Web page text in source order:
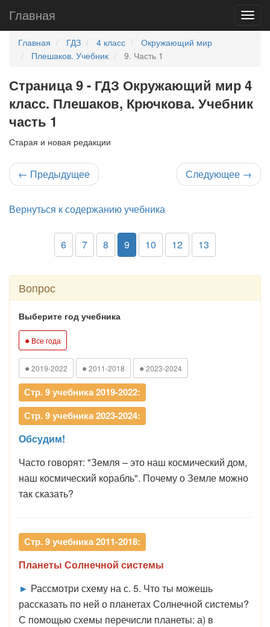
Главная
Главная ГДЗ 4 класс
Окружающий мир
Плешаков. Учебник
9. Часть 1
Страница 9 - ГДЗ Окружающий мир 4
класс. Плешаков, Крючкова. Учебник
часть 1
Старая и новая редакции
← Предыдущее Следующее →
Вернуться к содержанию учебника
6 7 8 9 10 12 13
Вопрос
Выберите год учебника
● Все года
● 2019-2022 ● 2011-2018 ● 2023-2024
Стр. 9 учебника 2019-2022:
Стр. 9 учебника 2023-2024:
Обсудим!
Часто говорят: "Земля – это наш космический дом,
наш космический корабль". Почему о Земле можно
так сказать?
Стр. 9 учебника 2011-2018:
Планеты Солнечной системы
► Рассмотри схему на с. 5. Что ты можешь
рассказать по ней о планетах Солнечной системы?
С помощью схемы перечисли планеты: а) в